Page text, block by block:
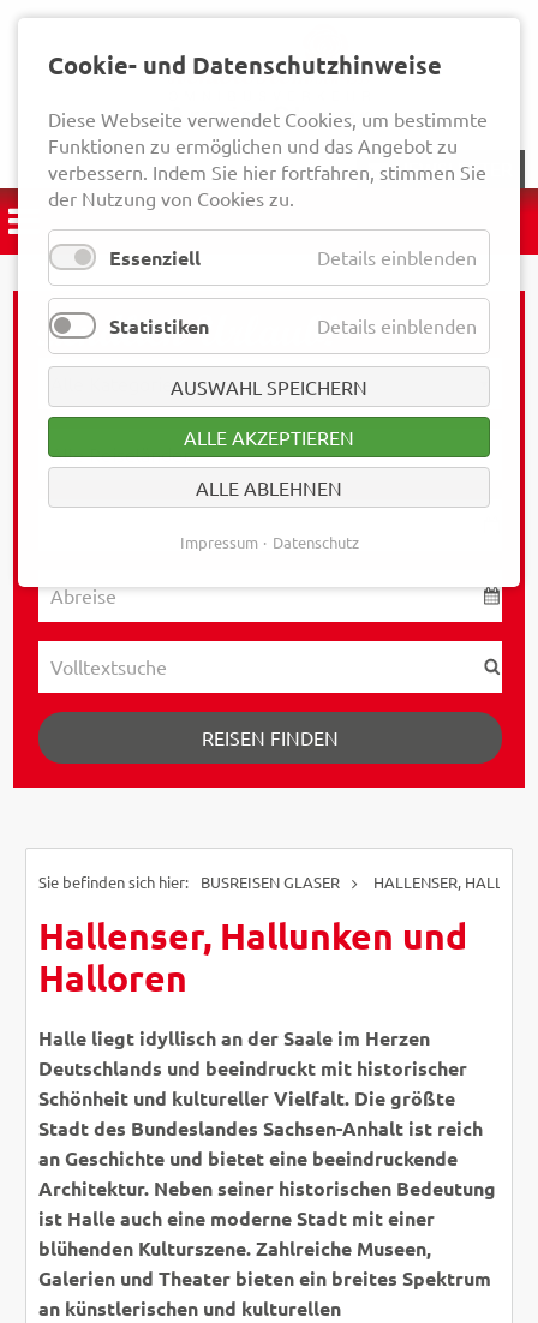
NEWSLETTER
REISEN FINDEN
BUSREISEN GLASER HALLENSER,
Hallenser, Hallunken und
Halloren
Halle liegt idyllisch an der Saale im Herzen
Deutschlands und beeindruckt mit historischer
Schönheit und kultureller Vielfalt. Die größte
Stadt des Bundeslandes Sachsen-Anhalt ist reich
an Geschichte und bietet eine beeindruckende
Architektur. Neben seiner historischen Bedeutung
ist Halle auch eine moderne Stadt mit einer
blühenden Kulturszene. Zahlreiche Museen,
Galerien und Theater bieten ein breites Spektrum
an künstlerischen und kulturellen
Cookie- und Datenschutzhinweise
Diese Webseite verwendet Cookies, um bestimmte
Funktionen zu ermöglichen und das Angebot zu
verbessern. Indem Sie hier fortfahren, stimmen Sie
der Nutzung von Cookies zu.
Essenziell Details einblenden
Statistiken Details einblenden
AUSWAHL SPEICHERN
ALLE AKZEPTIEREN
ALLE ABLEHNEN
Impressum Datenschutz